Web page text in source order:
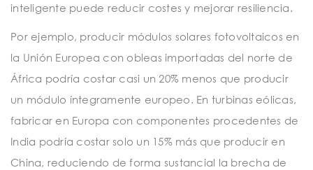
inteligente puede reducir costes y mejorar resiliencia.
Por ejemplo, producir módulos solares fotovoltaicos en
la Unión Europea con obleas importadas del norte de
África podría costar casi un 20% menos que producir
un módulo íntegramente europeo. En turbinas eólicas,
fabricar en Europa con componentes procedentes de
India podría costar solo un 15% más que producir en
China, reduciendo de forma sustancial la brecha de